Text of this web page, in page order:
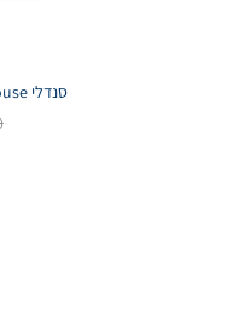
סנדלי Toulouse בצבע סהרה בהיר